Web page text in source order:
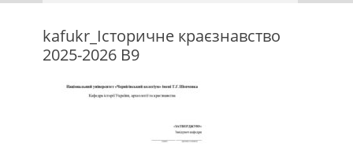
kafukr_Історичне краєзнавство
2025-2026 В9